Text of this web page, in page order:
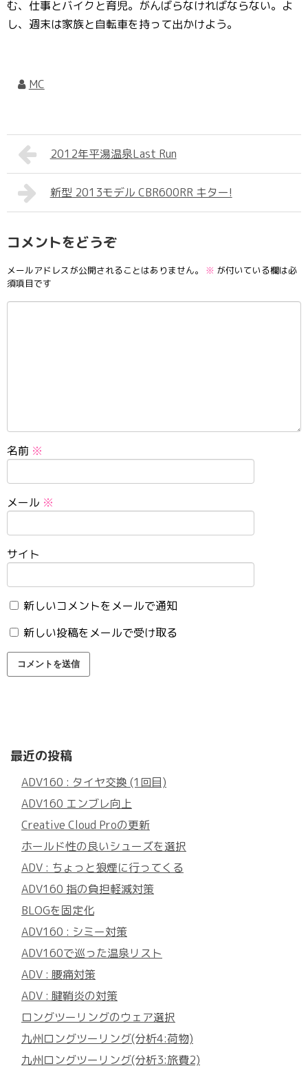
む、仕事とバイクと育児。がんばらなければならない。よ
し、週末は家族と自転車を持って出かけよう。
MC
2012年平湯温泉Last Run
新型 2013モデル CBR600RR キター!
コメントをどうぞ
メールアドレスが公開されることはありません。 ※ が付いている欄は必
須項目です
名前 ※
メール ※
サイト
新しいコメントをメールで通知
新しい投稿をメールで受け取る
最近の投稿
ADV160 : タイヤ交換 (1回目)
ADV160 エンブレ向上
Creative Cloud Proの更新
ホールド性の良いシューズを選択
ADV : ちょっと狼煙に行ってくる
ADV160 指の負担軽減対策
BLOGを固定化
ADV160 : シミー対策
ADV160で巡った温泉リスト
ADV : 腰痛対策
ADV : 腱鞘炎の対策
ロングツーリングのウェア選択
九州ロングツーリング(分析4:荷物)
九州ロングツーリング(分析3:旅費2)